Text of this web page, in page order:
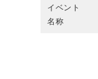
イベント
名称